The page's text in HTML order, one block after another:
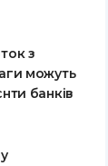
з
можуть
банків